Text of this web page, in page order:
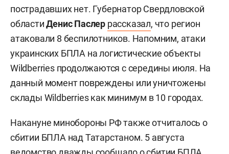
пострадавших нет. Губернатор Свердловской
областиДенис Паслер рассказал, что регион
атаковали 8 беспилотников. Напомним, атаки
украинских БПЛА на логистические объекты
Wildberries продолжаются с середины июля. На
данный момент повреждены или уничтожены
склады Wildberries как минимум в 10 городах.
Накануне минобороны РФ также отчиталось о
сбитии БПЛА над Татарстаном. 5 августа